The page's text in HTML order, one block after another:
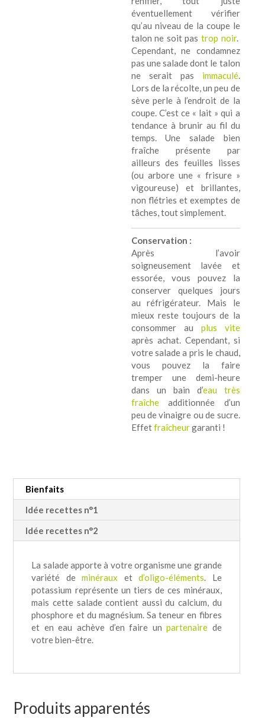
éventuellement vérifier
qu’au niveau de la coupe le
talon ne soit pastrop noir.
Cependant, ne condamnez
pas une salade dont le talon
ne serait pas immaculé.
Lors de la récolte, un peu de
sève perle à l’endroit de la
coupe. C’est ce « lait » qui a
tendance à brunir au fil du
temps. Une salade bien
fraîche présente par
ailleurs des feuilles lisses
(ou arbore une « frisure »
vigoureuse) et brillantes,
non flétries et exemptes de
tâches, tout simplement.
Conservation :
Après l’avoir
soigneusement lavée et
essorée, vous pouvez la
conserver quelques jours
au réfrigérateur. Mais le
mieux reste toujours de la
consommer au plus vite
après achat. Cependant, si
votre salade a pris le chaud,
vous pouvez la faire
tremper une demi-heure
dans un bain d’eau très
fraîcheadditionnée d’un
peu de vinaigre ou de sucre.
Effetfraîcheurgaranti !
Bienfaits
Idée recettes n°1
Idée recettes n°2
La salade apporte à votre organisme une grande
variété deminéraux etd’oligo-éléments. Le
potassium représente un tiers de ces minéraux,
mais cette salade contient aussi du calcium, du
phosphore et du magnésium. Sa teneur en fibres
et en eau achève d’en faire unpartenaire de
votre bien-être.
Produits apparentés